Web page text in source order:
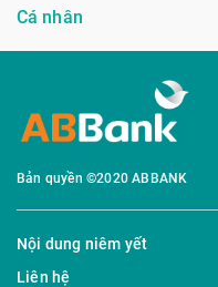
Cá nhân
Bản quyền ©2020 ABBANK
Nội dung niêm yết
Liên hệ